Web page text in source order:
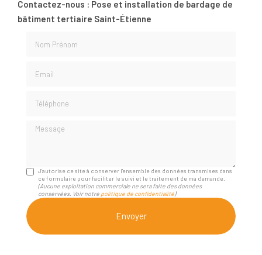
Contactez-nous : Pose et installation de bardage de
bâtiment tertiaire Saint-Étienne
Message
J'autorise ce site à conserver l'ensemble des données transmises dans
ce formulaire pour faciliter le suivi et le traitement de ma demande.
(Aucune exploitation commerciale ne sera faite des données
conservées. Voir notre politique de confidentialité)